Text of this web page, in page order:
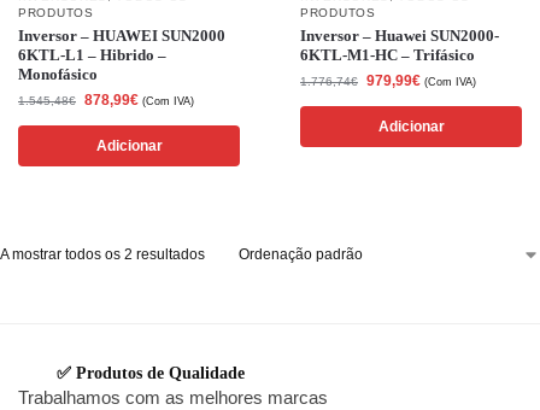
PRODUTOS
Inversor – HUAWEI SUN2000
6KTL-L1 – Hibrido –
Monofásico
1.545,48€ 878,99€ (Com IVA)
Adicionar
PRODUTOS
Inversor – Huawei SUN2000-
6KTL-M1-HC – Trifásico
1.776,74€ 979,99€ (Com IVA)
Adicionar
A mostrar todos os 2 resultados
✅ Produtos de Qualidade
Trabalhamos com as melhores marcas